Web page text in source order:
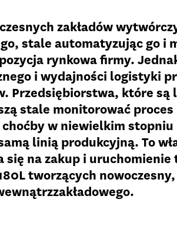
zakładów
stale automatyzując go i
rynkowa firmy.
i wydajności logistyki
Przedsiębiorstwa, które są
stale monitorować
w niewielkim stopniu
linią produkcyjną. To
się na zakup i
tworzących